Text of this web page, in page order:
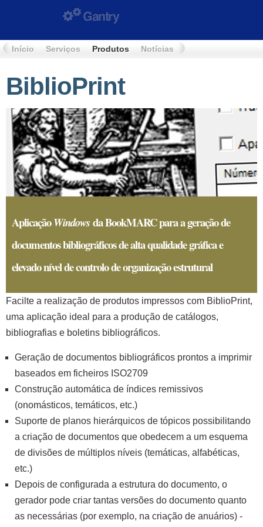
Início Serviços Produtos Notícias
BiblioPrint
AplicaçãoWindowsda BookMARC para a geração de
documentos bibliográficos de alta qualidade gráfica e
elevado nível de controlo de organização estrutural
Facilte a realização de produtos impressos com BiblioPrint,
uma aplicação ideal para a produção de catálogos,
bibliografias e boletins bibliográficos.
Geração de documentos bibliográficos prontos a imprimir
baseados em ficheiros ISO2709
Construção automática de índices remissivos
(onomásticos, temáticos, etc.)
Suporte de planos hierárquicos de tópicos possibilitando
a criação de documentos que obedecem a um esquema
de divisões de múltiplos níveis (temáticas, alfabéticas,
etc.)
Depois de configurada a estrutura do documento, o
gerador pode criar tantas versões do documento quanto
as necessárias (por exemplo, na criação de anuários) -